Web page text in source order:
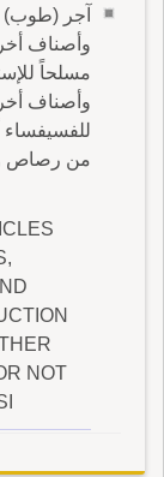
آجر (طوب)
وأصناف
مسلحاً
وأصناف
للفسيفساء
من رصاص
NOT